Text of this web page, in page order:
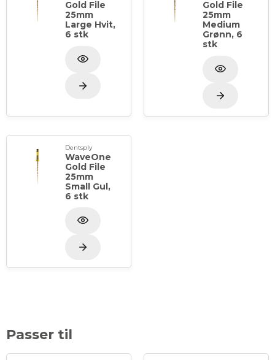
Gold File
25mm
Large Hvit,
6 stk
Gold File
25mm
Medium
Grønn, 6
stk
Dentsply
WaveOne
Gold File
25mm
Small Gul,
6 stk
Passer til